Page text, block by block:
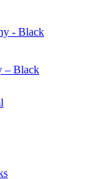
– Black